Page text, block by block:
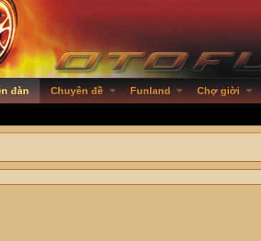
đàn Chuyên đề Funland Chợ giời